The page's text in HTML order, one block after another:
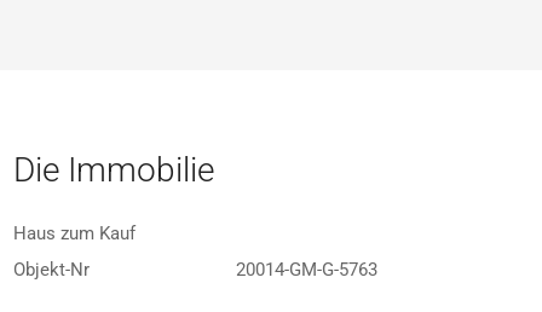
Die Immobilie
Haus zum Kauf
Objekt-Nr
20014-GM-G-5763